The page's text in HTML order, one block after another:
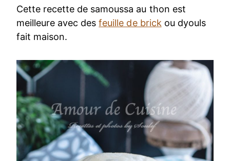
Cette recette de samoussa au thon est
meilleure avec desfeuille de brick ou dyouls
fait maison.